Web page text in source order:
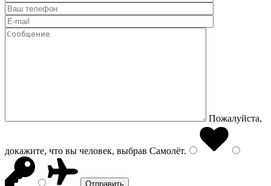
Пожалуйста,
докажите, что вы человек, выбрав Самолёт.